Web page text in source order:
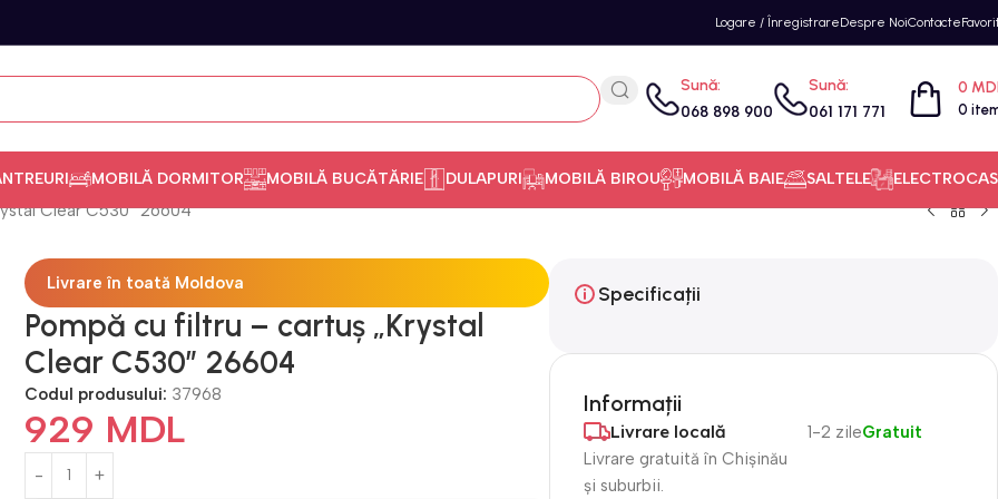
Logare / ÎnregistrareDespre NoiContacte
Sună:
068 898 900
Sună:
061 171 771 0
0
MOBILĂ DORMITOR MOBILĂ BUCĂTĂRIE DULAPURI MOBILĂ BIROU MOBILĂ BAIE SALTELE
Clear C530” 26604
Livrare în toată Moldova
Pompă cu filtru – cartuș „Krystal
Clear C530” 26604
Codul produsului: 37968
929 MDL
Specificații
Informații
Livrare locală
Livrare gratuită în Chișinău
și suburbii.
1-2 zileGratuit